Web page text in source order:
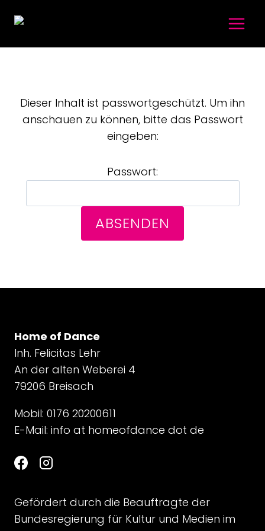
Dieser Inhalt ist passwortgeschützt. Um ihn
anschauen zu können, bitte das Passwort
eingeben:
Passwort:
Home of Dance
Inh. Felicitas Lehr
An der alten Weberei 4
79206 Breisach
Mobil: 0176 20200611
E-Mail: info at homeofdance dot de
Gefördert durch die Beauftragte der
Bundesregierung für Kultur und Medien im